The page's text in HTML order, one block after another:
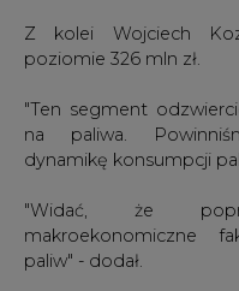
Z kolei Wojciech
poziomie 326 mln zł.
"Ten segment
na paliwa.
dynamikę konsumpcji
"Widać, że
makroekonomiczne
paliw" - dodał.